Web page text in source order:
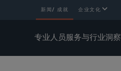
新闻/ 成就 企业文化
专业人员服务与行业洞察